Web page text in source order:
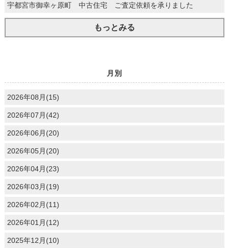
宇都宮市御幸ヶ原町 中古住宅 ご査定依頼を承りました
もっとみる
月別
2026年08月(15)
2026年07月(42)
2026年06月(20)
2026年05月(20)
2026年04月(23)
2026年03月(19)
2026年02月(11)
2026年01月(12)
2025年12月(10)